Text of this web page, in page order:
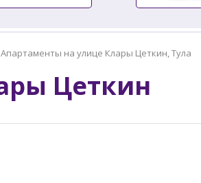
Апартаменты на улице Клары Цеткин, Тула
Цеткин